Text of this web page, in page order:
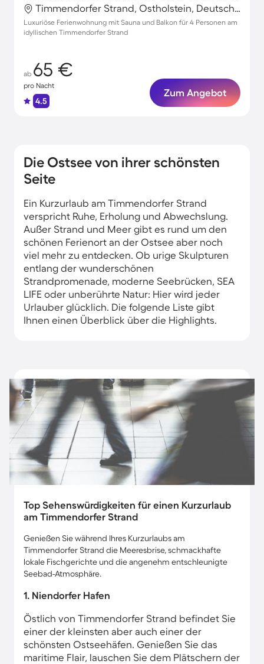
Timmendorfer Strand, Ostholstein, Deutschland
Luxuriöse Ferienwohnung mit Sauna und Balkon für 4 Personen am
idyllischen Timmendorfer Strand
ab 65 €
pro Nacht
4.5
Zum Angebot
Die Ostsee von ihrer schönsten
Seite
Ein Kurzurlaub am Timmendorfer Strand
verspricht Ruhe, Erholung und Abwechslung.
Außer Strand und Meer gibt es rund um den
schönen Ferienort an der Ostsee aber noch
viel mehr zu entdecken. Ob urige Skulpturen
entlang der wunderschönen
Strandpromenade, moderne Seebrücken, SEA
LIFE oder unberührte Natur: Hier wird jeder
Urlauber glücklich. Die folgende Liste gibt
Ihnen einen Überblick über die Highlights.
Top Sehenswürdigkeiten für einen Kurzurlaub
am Timmendorfer Strand
Genießen Sie während Ihres Kurzurlaubs am
Timmendorfer Strand die Meeresbrise, schmackhafte
lokale Fischgerichte und die angenehm entschleunigte
Seebad-Atmosphäre.
1. Niendorfer Hafen
Östlich von Timmendorfer Strand befindet Sie
einer der kleinsten aber auch einer der
schönsten Ostseehäfen. Genießen Sie das
maritime Flair, lauschen Sie dem Plätschern der